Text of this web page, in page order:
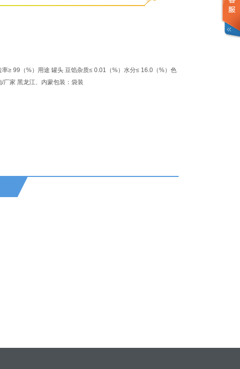
率≥ 99（%）用途 罐头 豆馅杂质≤ 0.01（%）水分≤ 16.0（%）色
厂家 黑龙江、内蒙包装：袋装